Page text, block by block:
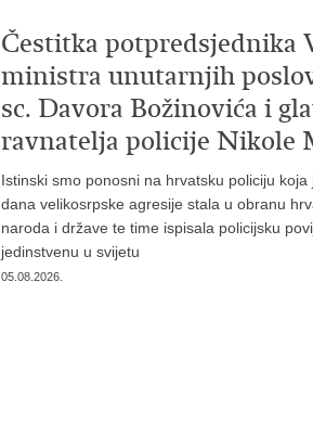
Čestitka potpredsjednika
ministra unutarnjih
sc. Davora Božinovića i
ravnatelja policije Nikole
Istinski smo ponosni na hrvatsku policiju koja
dana velikosrpske agresije stala u obranu
naroda i države te time ispisala policijsku
jedinstvenu u svijetu
05.08.2026.